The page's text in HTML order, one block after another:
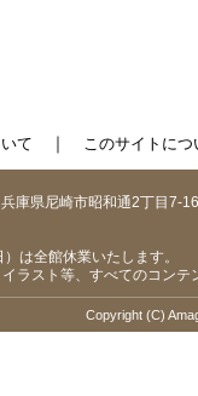
て ｜ このサイトにつ
庫県尼崎市昭和通2丁目7-16
は全館休業いたします。
ラスト等、すべてのコン
Copyright (C)